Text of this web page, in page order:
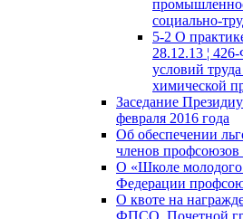
социально-
5-2 О
28.12.13 ¦
условий
химической
Заседание
февраля 2016 года
Об обеспечении
членов профсоюзов
О «Школе молодого
Федерации
О квоте на
ФПСО, Почетной